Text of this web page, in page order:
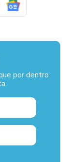
por dentro